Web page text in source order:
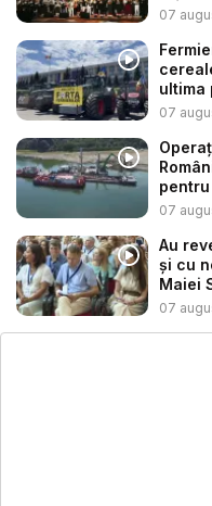
07
ultima
07
07
Au
și cu
Maiei
07